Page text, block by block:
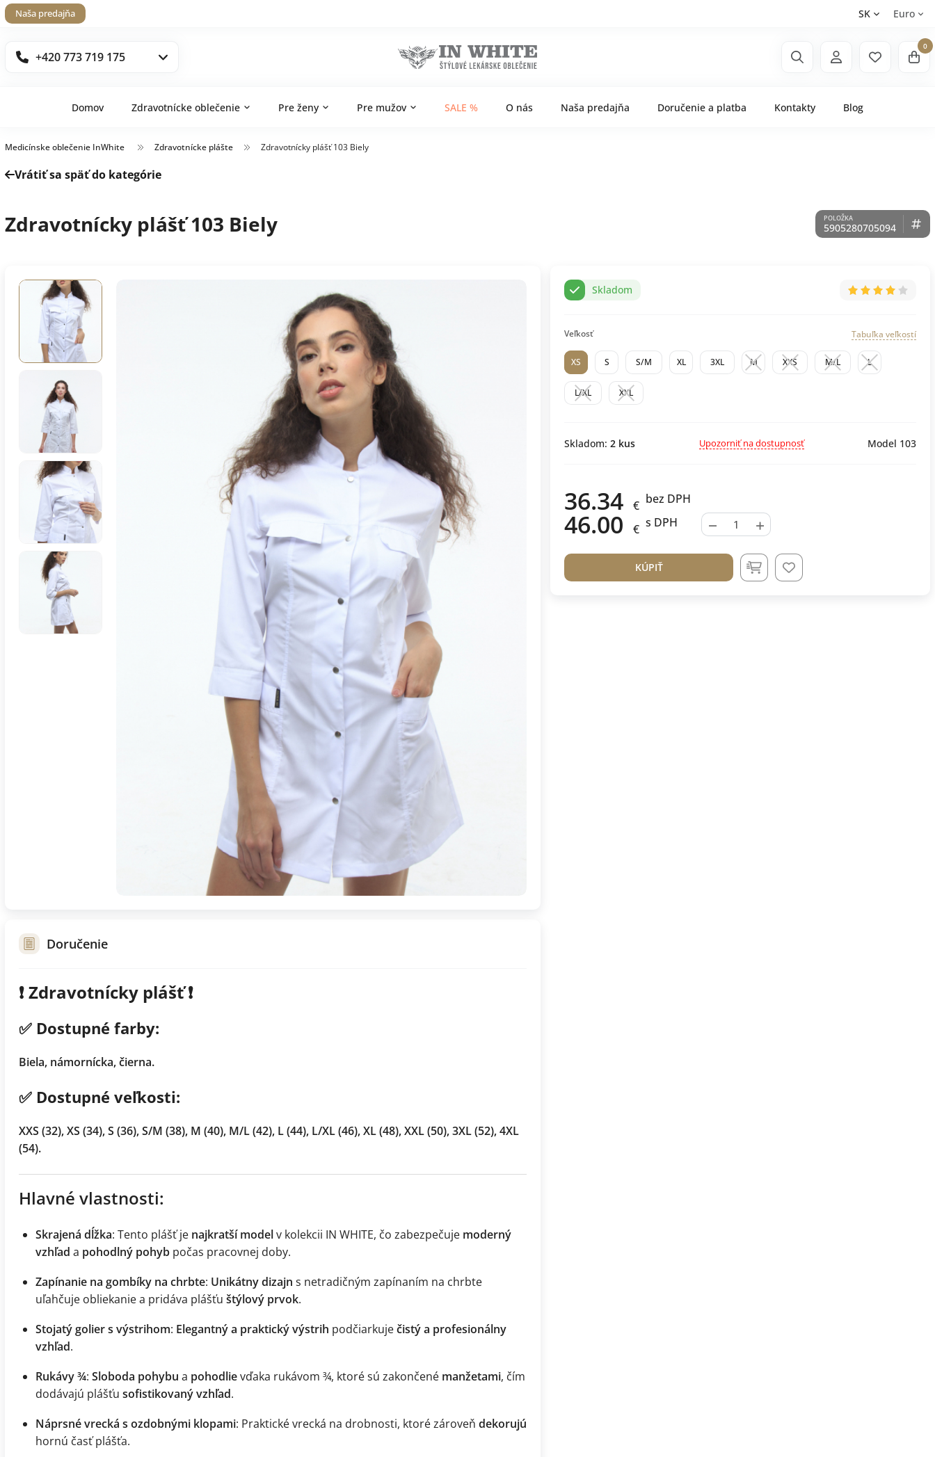
Naša predajňa SK Euro
+420 773 719 175
0
Domov Zdravotnícke oblečenie Pre ženy Pre mužov SALE % O nás Naša predajňa Doručenie a platba Kontakty Blog
Medicínske oblečenie InWhite Zdravotnícke plášte Zdravotnícky plášť 103 Biely
Vrátiť sa späť do kategórie
Zdravotnícky plášť 103 Biely 5905280705094
Skladom
Veľkosť Tabuľka veľkostí
XS S S/M XL 3XL M XXS M/L L
L/XL XXL
Skladom: 2 kus Upozorniť na dostupnosť Model 103
36.34 € bez DPH
46.00 € s DPH − +
KÚPIŤ
Doručenie
❗️ Zdravotnícky plášť ❗️
✅ Dostupné farby:
Biela, námornícka, čierna.
✅ Dostupné veľkosti:
XXS (32), XS (34), S (36), S/M (38), M (40), M/L (42), L (44), L/XL (46), XL (48), XXL (50), 3XL (52), 4XL
(54).
Hlavné vlastnosti:
Skrajená dĺžka: Tento plášť je najkratší modelv kolekcii IN WHITE, čo zabezpečuje moderný
vzhľad a pohodlný pohyb počas pracovnej doby.
Zapínanie na gombíky na chrbte: Unikátny dizajn s netradičným zapínaním na chrbte
uľahčuje obliekanie a pridáva plášťu štýlový prvok.
Stojatý golier s výstrihom: Elegantný a praktický výstrih podčiarkuječistý a profesionálny
vzhľad.
Rukávy ¾: Sloboda pohybu a pohodlievďaka rukávom ¾, ktoré sú zakončené manžetami, čím
dodávajú plášťu sofistikovaný vzhľad.
Náprsné vrecká s ozdobnými klopami: Praktické vrecká na drobnosti, ktoré zároveň dekorujú
hornú časť plášťa.